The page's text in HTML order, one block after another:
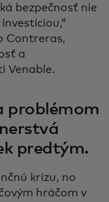
bezpečnosť nie
Contreras,
a
Venable.
problémom
predtým.
krízu, no
hráčom v